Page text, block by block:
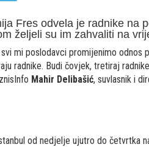
Fres odvela je radnike na
željeli su im zahvaliti na
mi poslodavci promijenimo odnos
radnike. Budi čovjek, tretiraj
Mahir Delibašić, suvlasnik i
od nedjelje ujutro do četvrtka